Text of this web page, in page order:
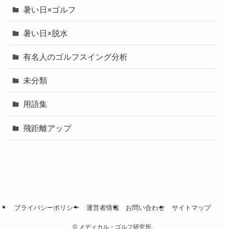
暑い日×ゴルフ
暑い日×脱水
有名人のゴルフスイング分析
未分類
用語集
飛距離アップ
プライバシーポリシー 運営者情報 お問い合わせ サイトマップ
©メディカル・ゴルフ研究所.